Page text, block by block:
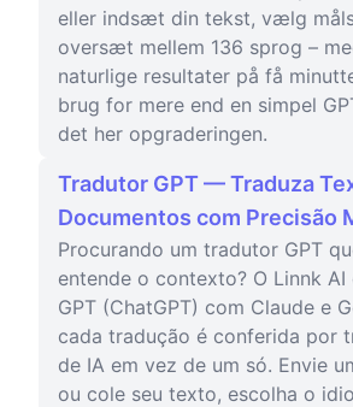
eller indsæt din tekst, vælg
oversæt mellem 136 sprog –
naturlige resultater på få
brug for mere end en simpel
det her opgraderingen.
Tradutor GPT — Traduza
Documentos com Precisão
Procurando um tradutor GPT
entende o contexto? O Linnk AI
GPT (ChatGPT) com Claude e
cada tradução é conferida por
de IA em vez de um só. Envie
ou cole seu texto, escolha o